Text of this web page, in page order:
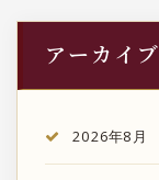
アーカイブ
2026年8月